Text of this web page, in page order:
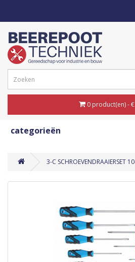
0 product(en) -
categorieën
3-C SCHROEVENDRAAIERSET